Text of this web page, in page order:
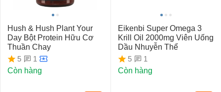
Hush & Hush Plant Your
Day Bột Protein Hữu Cơ
Thuần Chay
5
1
Còn hàng
Eikenbi Super Omega 3
Krill Oil 2000mg Viên Uống
Dầu Nhuyễn Thể
5
1
Còn hàng